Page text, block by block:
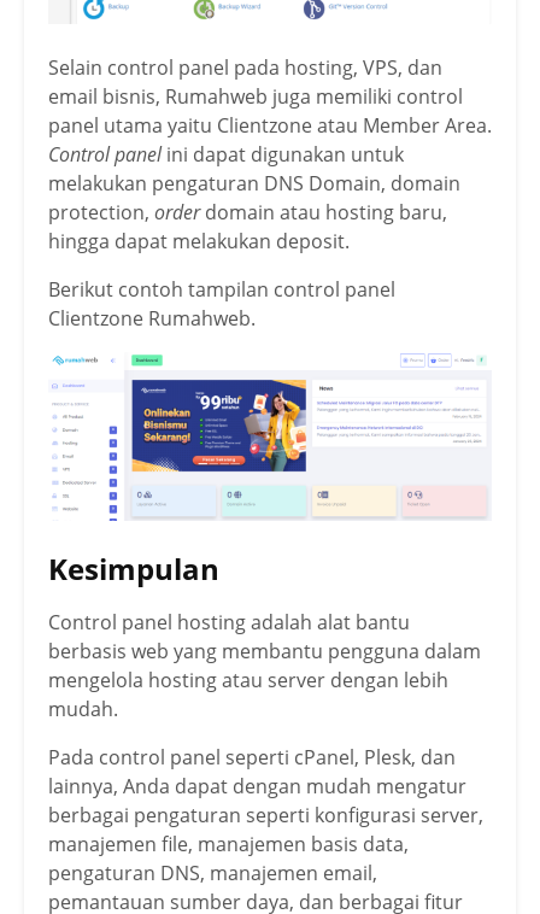
Selain control panel pada hosting, VPS, dan
email bisnis, Rumahweb juga memiliki control
panel utama yaitu Clientzone atau Member Area.
Control panelini dapat digunakan untuk
melakukan pengaturan DNS Domain, domain
protection, orderdomain atau hosting baru,
hingga dapat melakukan deposit.
Berikut contoh tampilan control panel
Clientzone Rumahweb.
Kesimpulan
Control panel hosting adalah alat bantu
berbasis web yang membantu pengguna dalam
mengelola hosting atau server dengan lebih
mudah.
Pada control panel seperti cPanel, Plesk, dan
lainnya, Anda dapat dengan mudah mengatur
berbagai pengaturan seperti konfigurasi server,
manajemen file, manajemen basis data,
pengaturan DNS, manajemen email,
pemantauan sumber daya, dan berbagai fitur